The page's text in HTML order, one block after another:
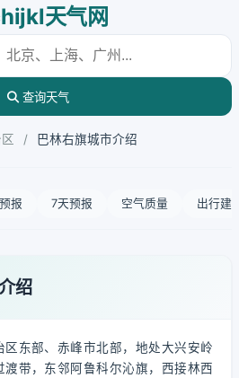
天气网
查询天气
/ 巴林右旗城市介绍
报 7天预报 空气质量 出行建
绍
区东部、赤峰市北部，地处大兴安岭
带，东邻阿鲁科尔沁旗，西接林西